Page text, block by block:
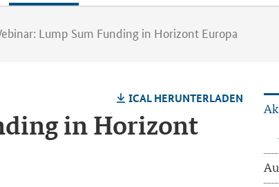
Lump Sum Funding in Horizont Europa
ICAL HER­UN­TER­LA­DEN
in Ho­ri­zont